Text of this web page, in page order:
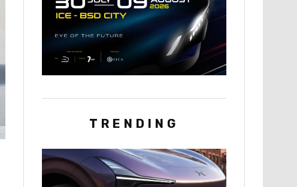
TRENDING